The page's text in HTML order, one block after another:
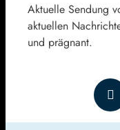
Aktuelle Sendung
aktuellen
und prägnant.